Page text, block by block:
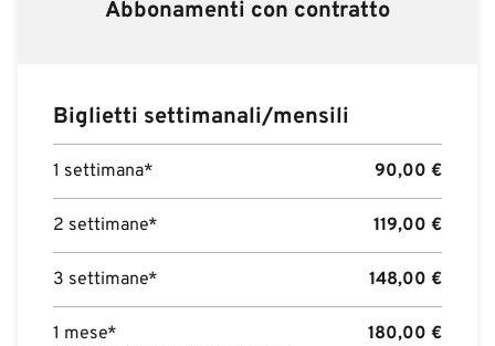
Abbonamenti con contratto
Biglietti settimanali/mensili
1 settimana* 90,00 €
2 settimane* 119,00 €
3 settimane* 148,00 €
1 mese* 180,00 €